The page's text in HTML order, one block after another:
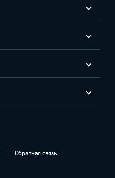
Обратная связь